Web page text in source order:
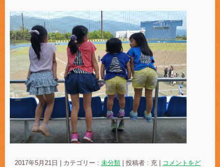
2017年5月21日 カテゴリー : 未分類 投稿者 : 充
コメントをど